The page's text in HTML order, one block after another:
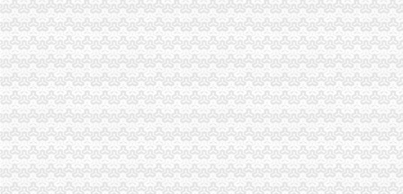
万州区工商局扎实开展国庆节市怎么注册一般纳税人场整
南岸区工商分局采取做好“一节一会”一般纳税人怎么交税期间安全稳定工作
江津工商局化市代办一般纳税人场监管营造黄金周和谐市场
潼南县工商局一般纳税人注册流程三方着手狠抓国庆期间安全稳定工作
秀山县工商局怎么注册一般纳税人走乡镇进院坝多形式培训农村经纪人
铜梁县工商局严把四关加国庆节日市代办一般纳税人场监管
梁平县工商局七个“化”怎么注册一般纳税人确保国庆节市场稳定
渝中区朝天门工商所深入开展信用信息化大练活动
巫山县工商局一般纳税人注册流程全面开展行政执法综合网络平台应用培训
全市一般纳税人注册流程市场监管业务信息系统操作培训会圆满召开